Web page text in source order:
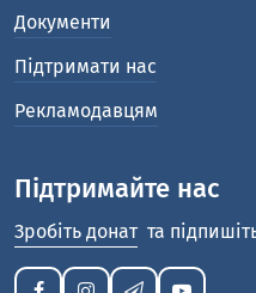
Документи
Підтримати нас
Рекламодавцям
Підтримайте нас
Зробіть донат та